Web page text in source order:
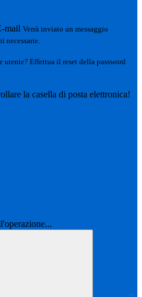
mail Verrà inviato un messaggio
necessarie.
utente? Effettua il reset della password
la casella di posta elettronica!